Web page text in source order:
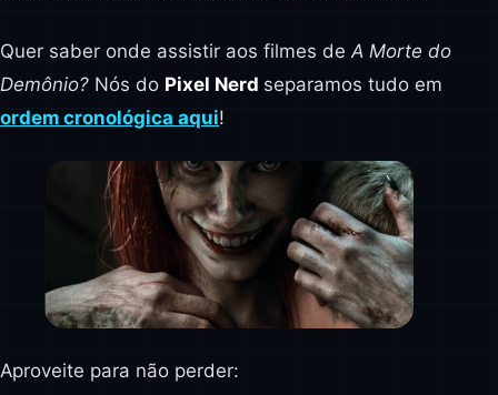
Quer saber onde assistir aos filmes deA Morte do
Demônio? Nós do Pixel Nerd separamos tudo em
ordem cronológica aqui!
Aproveite para não perder: